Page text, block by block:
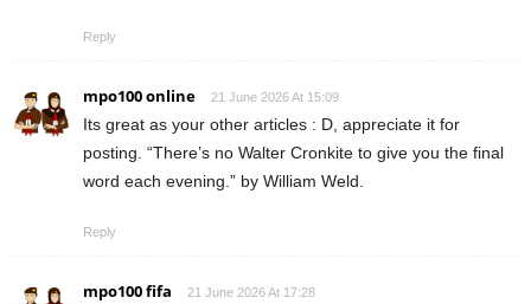
Reply
mpo100 online 21 June 2026 At 15:09
Its great as your other articles : D, appreciate it for
posting. “There’s no Walter Cronkite to give you the final
word each evening.” by William Weld.
Reply
mpo100 fifa 21 June 2026 At 17:28